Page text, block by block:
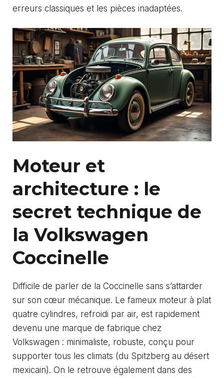
erreurs classiques et les pièces inadaptées.
Moteur et
architecture : le
secret technique de
la Volkswagen
Coccinelle
Difficile de parler de la Coccinelle sans s’attarder
sur son cœur mécanique. Le fameux moteur à plat
quatre cylindres, refroidi par air, est rapidement
devenu une marque de fabrique chez
Volkswagen : minimaliste, robuste, conçu pour
supporter tous les climats (du Spitzberg au désert
mexicain). On le retrouve également dans des